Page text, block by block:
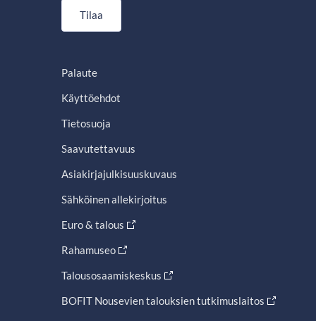
Tilaa
Palaute
Käyttöehdot
Tietosuoja
Saavutettavuus
Asiakirjajulkisuuskuvaus
Sähköinen allekirjoitus
Euro & talous
Rahamuseo
Talousosaamiskeskus
BOFIT Nousevien talouksien tutkimuslaitos